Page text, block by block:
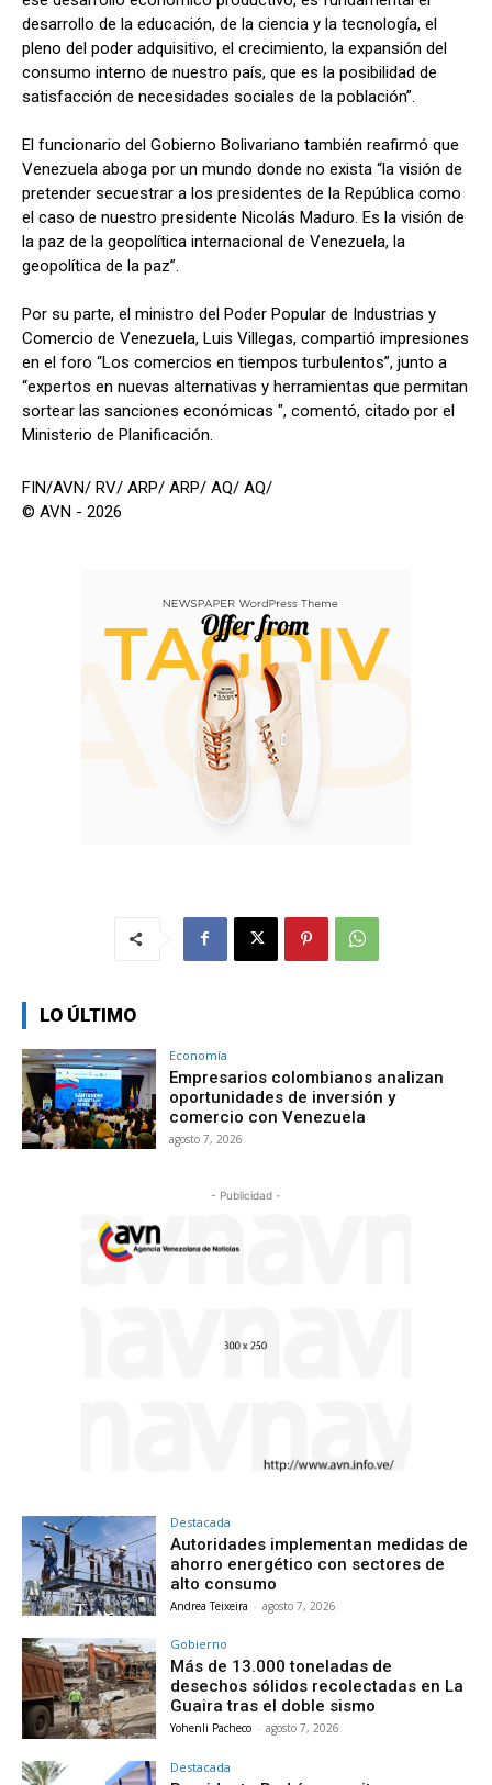
desarrollo de la educación, de la ciencia y la tecnología, el
pleno del poder adquisitivo, el crecimiento, la expansión del
consumo interno de nuestro país, que es la posibilidad de
satisfacción de necesidades sociales de la población”.
El funcionario del Gobierno Bolivariano también reafirmó que
Venezuela aboga por un mundo donde no exista “la visión de
pretender secuestrar a los presidentes de la República como
el caso de nuestro presidente Nicolás Maduro. Es la visión de
la paz de la geopolítica internacional de Venezuela, la
geopolítica de la paz”.
Por su parte, el ministro del Poder Popular de Industrias y
Comercio de Venezuela, Luis Villegas, compartió impresiones
en el foro “Los comercios en tiempos turbulentos”, junto a
“expertos en nuevas alternativas y herramientas que permitan
sortear las sanciones económicas ", comentó, citado por el
Ministerio de Planificación.
FIN/AVN/ RV/ ARP/ ARP/ AQ/ AQ/
© AVN - 2026
LO ÚLTIMO
Economía
Empresarios colombianos analizan
oportunidades de inversión y
comercio con Venezuela
agosto 7, 2026
- Publicidad -
Destacada
Autoridades implementan medidas de
ahorro energético con sectores de
alto consumo
Andrea Teixeira - agosto 7, 2026
Gobierno
Más de 13.000 toneladas de
desechos sólidos recolectadas en La
Guaira tras el doble sismo
Yohenli Pacheco - agosto 7, 2026
Destacada